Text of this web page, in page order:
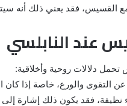
القسيس، فقد يعني ذلك أنه
عند النابلسي
دلالات روحية وأخلاقية:
التقوى والورع، خاصة إذا
فقد يكون ذلك إشارة إلى
للمتزوجة